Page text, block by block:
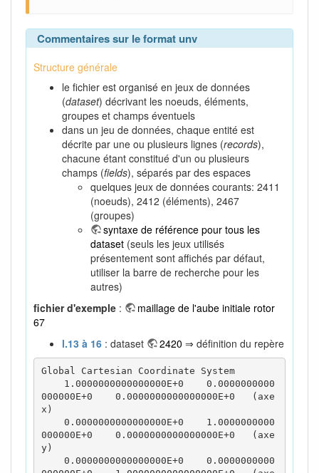
Commentaires sur le format unv
Structure générale
le fichier est organisé en jeux de données
(dataset) décrivant les noeuds, éléments,
groupes et champs éventuels
dans un jeu de données, chaque entité est
décrite par une ou plusieurs lignes (records),
chacune étant constitué d'un ou plusieurs
champs (fields), séparés par des espaces
quelques jeux de données courants: 2411
(noeuds), 2412 (éléments), 2467
(groupes)
syntaxe de référence pour tous les
dataset (seuls les jeux utilisés
présentement sont affichés par défaut,
utiliser la barre de recherche pour les
autres)
fichier d'exemple :
maillage de l'aube initiale rotor
67
l.13 à 16 : dataset 2420 ⇒ définition du repère
Global Cartesian Coordinate System
000000E+0    0.0000000000000000E+0   (axe
x)
000000E+0    0.0000000000000000E+0   (axe
y)